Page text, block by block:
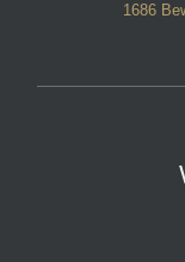
1686